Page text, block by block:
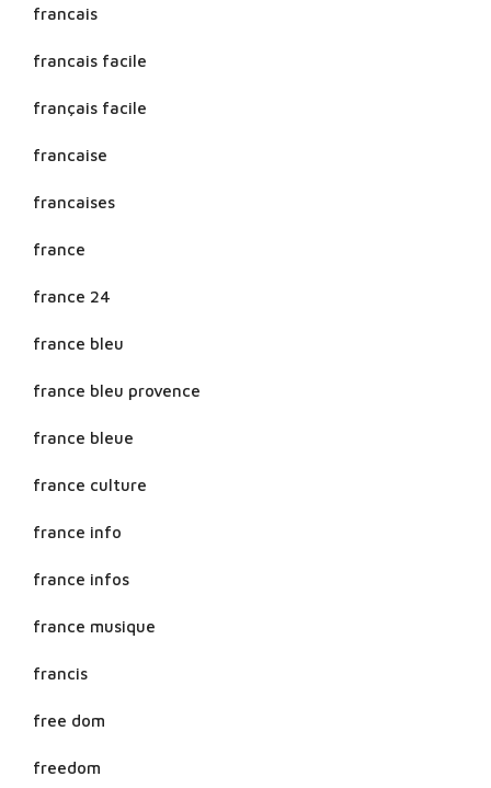
francais
francais facile
français facile
francaise
francaises
france
france 24
france bleu
france bleu provence
france bleue
france culture
france info
france infos
france musique
francis
free dom
freedom